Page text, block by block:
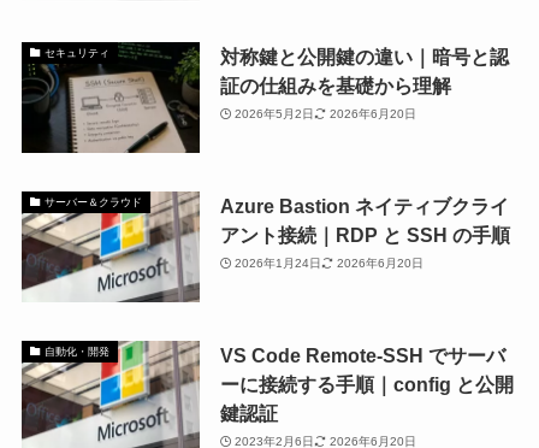
セキュリティ
対称鍵と公開鍵の違い｜暗号と認
証の仕組みを基礎から理解
2026年5月2日 2026年6月20日
サーバー＆クラウド
Azure Bastion ネイティブクライ
アント接続｜RDP と SSH の手順
2026年1月24日 2026年6月20日
自動化・開発
VS Code Remote-SSH でサーバ
ーに接続する手順｜config と公開
鍵認証
2023年2月6日 2026年6月20日